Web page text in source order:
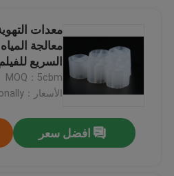
السريع
MOQ：5cbm
الأسعار：discuss personally
افضل سعر